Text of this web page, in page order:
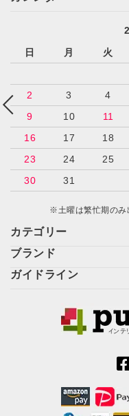
カテゴリー
ブランド
ガイドライン
日
月 火
2
3 4
9
10 11
16
17 18
23
24 25
30
31
※土曜は繁忙期のみ